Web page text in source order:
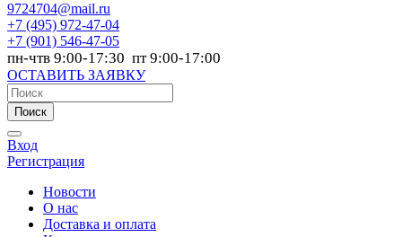
9724704@mail.ru
+7 (495) 972-47-04
+7 (901) 546-47-05
пн-чтв 9:00-17:30 пт 9:00-17:00
ОСТАВИТЬ ЗАЯВКУ
Поиск
Вход
Регистрация
Новости
О нас
Доставка и оплата